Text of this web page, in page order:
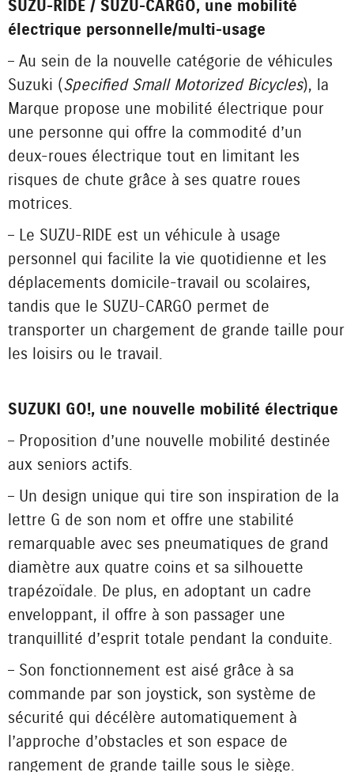
SUZU-RIDE / SUZU-CARGO, une mobilité
électrique personnelle/multi-usage
– Au sein de la nouvelle catégorie de véhicules
Suzuki (Specified Small Motorized Bicycles), la
Marque propose une mobilité électrique pour
une personne qui offre la commodité d’un
deux-roues électrique tout en limitant les
risques de chute grâce à ses quatre roues
motrices.
– Le SUZU-RIDE est un véhicule à usage
personnel qui facilite la vie quotidienne et les
déplacements domicile-travail ou scolaires,
tandis que le SUZU-CARGO permet de
transporter un chargement de grande taille pour
les loisirs ou le travail.
SUZUKI GO!, une nouvelle mobilité électrique
– Proposition d’une nouvelle mobilité destinée
aux seniors actifs.
– Un design unique qui tire son inspiration de la
lettre G de son nom et offre une stabilité
remarquable avec ses pneumatiques de grand
diamètre aux quatre coins et sa silhouette
trapézoïdale. De plus, en adoptant un cadre
enveloppant, il offre à son passager une
tranquillité d’esprit totale pendant la conduite.
– Son fonctionnement est aisé grâce à sa
commande par son joystick, son système de
sécurité qui décélère automatiquement à
l’approche d’obstacles et son espace de
rangement de grande taille sous le siège.